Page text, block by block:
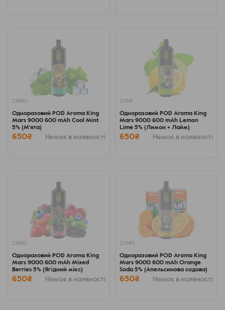
22990
Одноразовий POD Aroma King
Mars 9000 600 mAh Cool Mint
5% (М'ята)
650₴ Немає в наявності
22991
Одноразовий POD Aroma King
Mars 9000 600 mAh Lemon
Lime 5% (Лимон + Лайм)
650₴ Немає в наявності
22992
Одноразовий POD Aroma King
Mars 9000 600 mAh Mixed
Berries 5% (Ягідний мікс)
650₴ Немає в наявності
22993
Одноразовий POD Aroma King
Mars 9000 600 mAh Orange
Soda 5% (Апельсинова содова)
650₴ Немає в наявності